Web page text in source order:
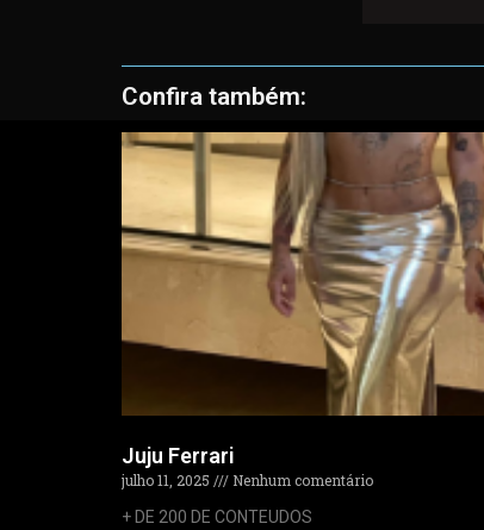
Confira também:
Juju Ferrari
julho 11, 2025
Nenhum comentário
+ DE 200 DE CONTEUDOS